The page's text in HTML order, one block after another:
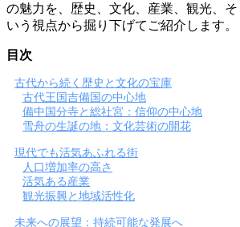
の魅力を、歴史、文化、産業、観光、
いう視点から掘り下げてご紹介します。
目次
古代から続く歴史と文化の宝庫
古代王国吉備国の中心地
備中国分寺と総社宮：信仰の中心地
雪舟の生誕の地：文化芸術の開花
現代でも活気あふれる街
人口増加率の高さ
活気ある産業
観光振興と地域活性化
未来への展望：持続可能な発展へ